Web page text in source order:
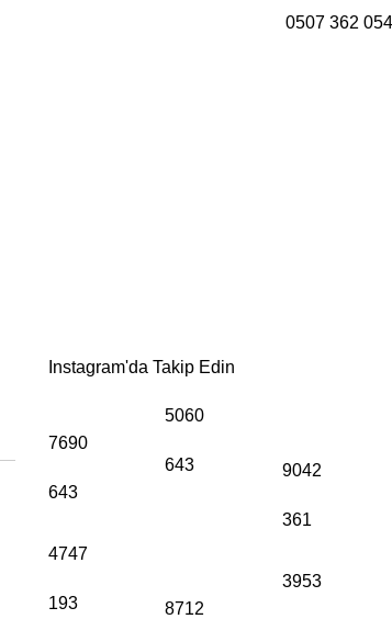
0507 362
Instagram'da Takip Edin
7690
643
5060
643 9042
361
4747
193 8712
3953